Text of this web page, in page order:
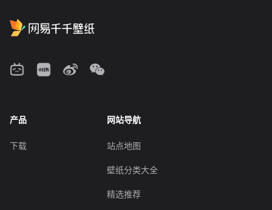
产品
下载
网站导航
站点地图
壁纸分类大全
精选推荐